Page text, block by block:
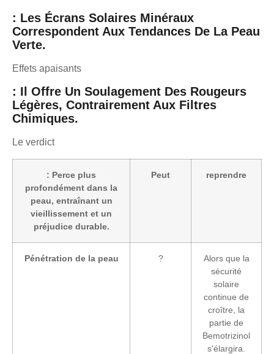
: Les Écrans Solaires Minéraux
Correspondent Aux Tendances De La Peau
Verte.
Effets apaisants
: Il Offre Un Soulagement Des Rougeurs
Légères, Contrairement Aux Filtres
Chimiques.
Le verdict
: Perce plus
profondément dans la
peau, entraînant un
vieillissement et un
préjudice durable.
Peut reprendre
Pénétration de la peau ?
Alors que la
sécurité
solaire
continue de
croître, la
partie de
Bemotrizinol
s'élargira.